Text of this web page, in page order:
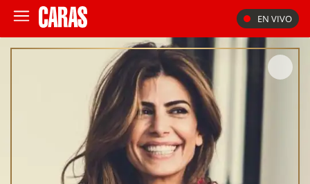
EN VIVO